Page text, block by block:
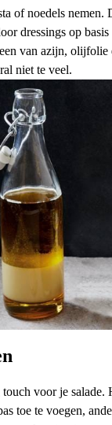
of noedels nemen.
dressings op
van azijn, olijfolie
niet te veel.
voor je salade.
toe te voegen,